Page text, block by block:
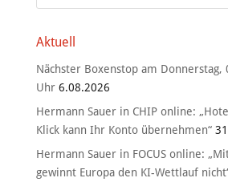
Aktuell
Nächster Boxenstop am Donnerstag,
Uhr 6.08.2026
Hermann Sauer in CHIP online:
Klick kann Ihr Konto übernehmen“
Hermann Sauer in FOCUS online:
gewinnt Europa den KI-Wettlauf